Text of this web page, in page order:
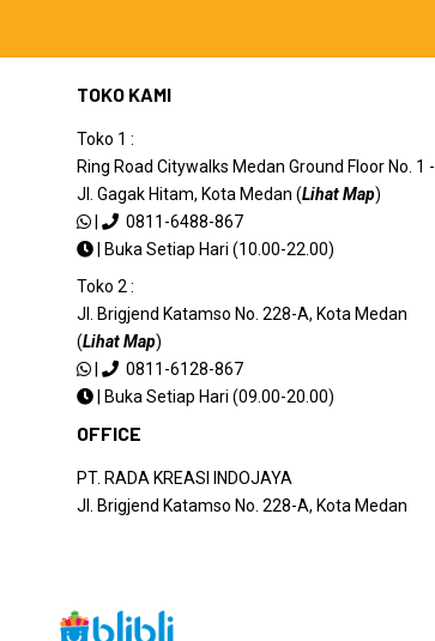
TOKO KAMI
Toko 1 :
Ring Road Citywalks Medan Ground Floor No. 1 -
Jl. Gagak Hitam, Kota Medan (Lihat Map)
|
0811-6488-867
|
Buka Setiap Hari (10.00-22.00)
Toko 2 :
Jl. Brigjend Katamso No. 228-A, Kota Medan
(Lihat Map)
|
0811-6128-867
|
Buka Setiap Hari (09.00-20.00)
OFFICE
PT. RADA KREASI INDOJAYA
Jl. Brigjend Katamso No. 228-A, Kota Medan